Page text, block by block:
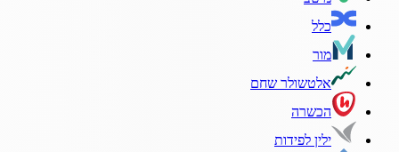
כלל
מור
אלטשולר שחם
הכשרה
ילין לפידות